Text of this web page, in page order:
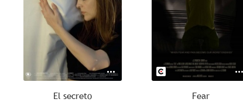
El secreto Fear